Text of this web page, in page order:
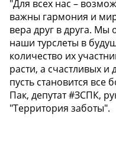
"Для всех нас –
важны гармония и
вера друг в друга.
наши турслеты в
количество их
расти, а счастливых
пусть становится
Пак, депутат #ЗСПК,
"Территория заботы".